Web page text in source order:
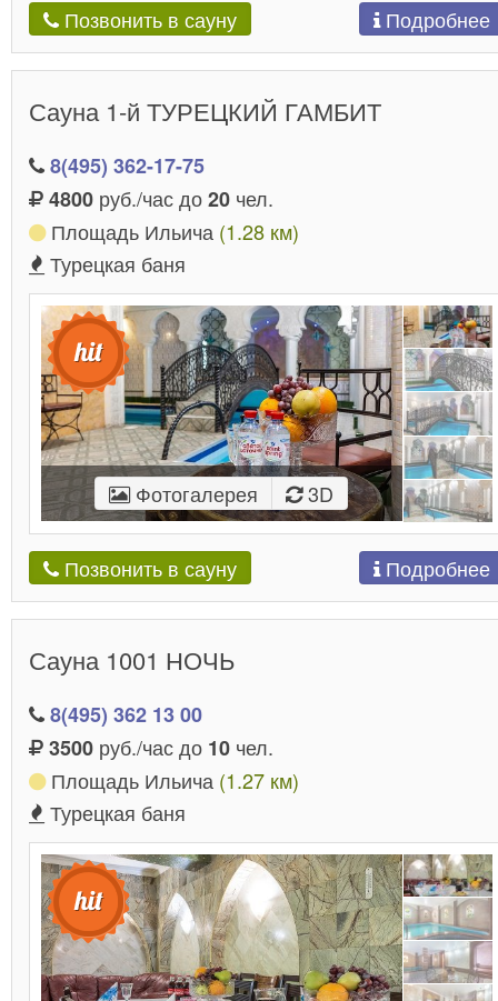
Позвонить в сауну Подробнее
Сауна 1-й ТУРЕЦКИЙ ГАМБИТ
8(495) 362-17-75
4800 руб./час до20 чел.
Площадь Ильича (1.28 км)
Турецкая баня
Фотогалерея 3D
Позвонить в сауну Подробнее
Сауна 1001 НОЧЬ
8(495) 362 13 00
3500 руб./час до 10 чел.
Площадь Ильича (1.27 км)
Турецкая баня